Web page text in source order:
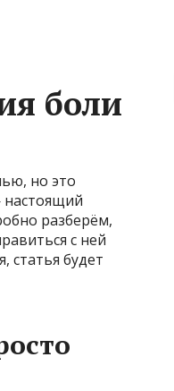
боли
но это
настоящий
разберём,
с ней
статья будет